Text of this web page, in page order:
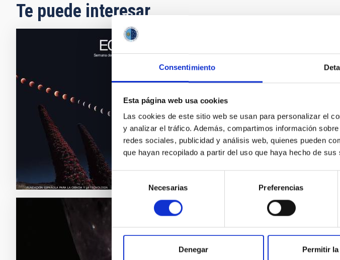
Consentimiento
Esta página web usa cookies
Las cookies de este sitio web se usan para personalizar el
y analizar el tráfico. Además, compartimos información
redes sociales, publicidad y análisis web, quienes pueden
que hayan recopilado a partir del uso que haya hecho de sus
Selección
de
consentimiento
Necesarias Preferencias
Denegar Permitir
Te puede interesar
UNIDADES DIDÁCTICAS
UNIDAD DIDÁCTICA: Eclipses
Unidad Didáctica sobre eclipses
fenómenos, en realidad muy diversos,
Fecha 23/09/2019
UNIDAD DIDÁCTICA: